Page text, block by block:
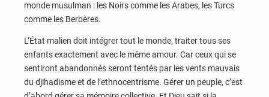
monde musulman : les Noirs comme les Arabes, les Turcs
comme les Berbères.
L’État malien doit intégrer tout le monde, traiter tous ses
enfants exactement avec le même amour. Car ceux qui se
sentiront abandonnés seront tentés par les vents mauvais
du djihadisme et de l’ethnocentrisme. Gérer un peuple, c’est